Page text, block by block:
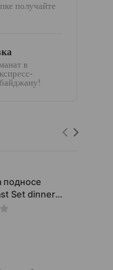
получайте
в
подносе
Set dinner
и собак
Цвет:
Объем: